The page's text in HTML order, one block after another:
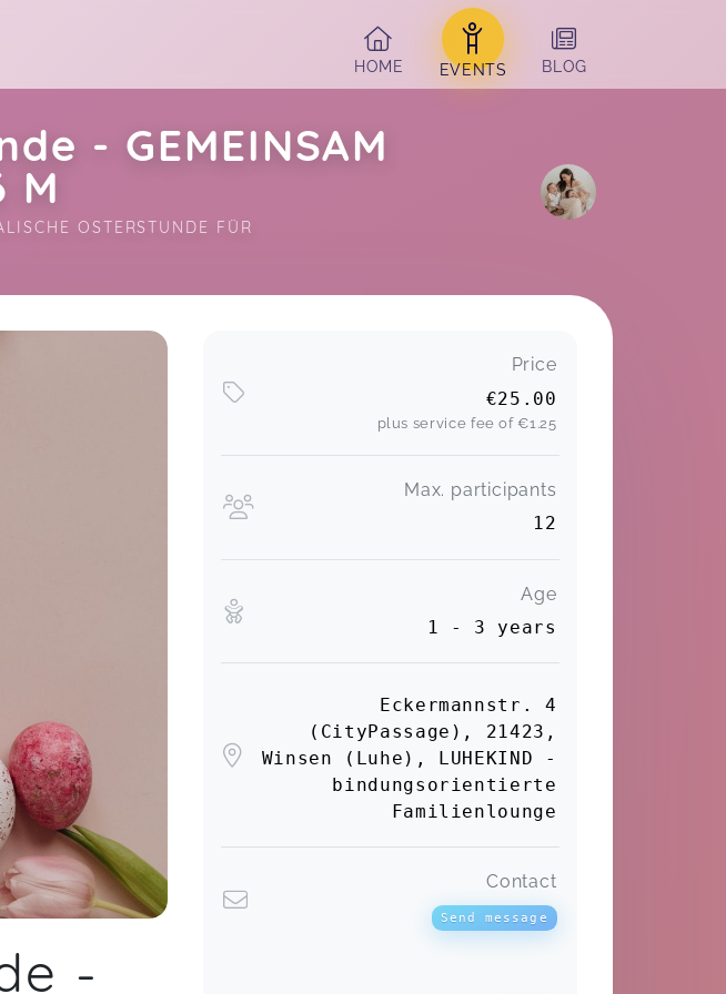
HOME
EVENTS BLOG
- GEMEINSAM
M
OSTERSTUNDE FÜR
-
Price
€25.00
plus service fee of€1.25
Max. participants
12
Age
1 - 3 years
Eckermannstr. 4
(CityPassage), 21423,
Winsen (Luhe), LUHEKIND -
bindungsorientierte
Familienlounge
Contact
Send message